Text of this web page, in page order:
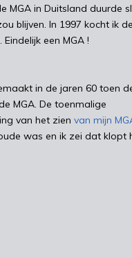
in Duitsland duurde
blijven. In 1997 kocht ik
een MGA !
in de jaren 60 toen
MGA. De toenmalige
van het zien van mijn
was en ik zei dat klopt